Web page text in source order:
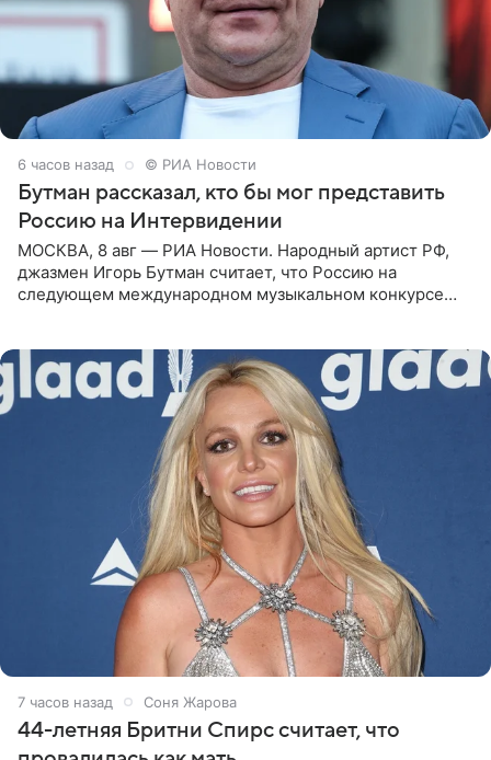
6 часов назад © РИА Новости
Бутман рассказал, кто бы мог представить
Россию на Интервидении
МОСКВА, 8 авг — РИА Новости. Народный артист РФ,
джазмен Игорь Бутман считает, что Россию на
следующем международном музыкальном конкурсе
7 часов назад Соня Жарова
44-летняя Бритни Спирс считает, что